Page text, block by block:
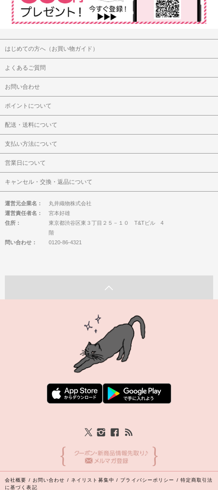
はじめての方へ（お買い物ガイド）
よくあるご質問
お問い合わせ
ポイントについて
配送・送料について
支払い方法について
営業日について
キャンセル・交換・返品について
運営元企業名：
丸井織物株式会社
運営責任者名：
宮本好雄
住所：
東京都渋谷区東３丁目２５－１０ T&Tビル 4
階
問い合わせ：
0120-86-4321
会社概要 / お問い合わせ / ネイリスト募集中 / プライバシーポリシー / 特定商取引法
に基づく表記